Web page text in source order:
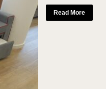
Read More